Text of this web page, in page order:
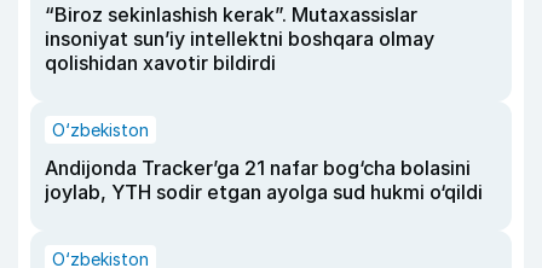
“Biroz sekinlashish kerak”. Mutaxassislar
insoniyat sun’iy intellektni boshqara olmay
qolishidan xavotir bildirdi
O‘zbekiston
Andijonda Tracker’ga 21 nafar bog‘cha bolasini
joylab, YTH sodir etgan ayolga sud hukmi o‘qildi
O‘zbekiston